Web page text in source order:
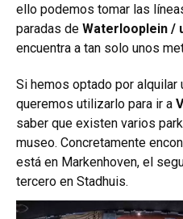
ello podemos tomar las
paradas de Waterlooplein /
encuentra a tan solo unos
Si hemos optado por alquilar
queremos utilizarlo para ir a
saber que existen varios
museo. Concretamente
está en Markenhoven, el
tercero en Stadhuis.